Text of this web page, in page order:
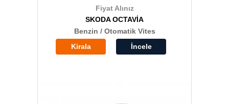
Fiyat Alınız
SKODA OCTAVİA
Benzin / Otomatik Vites
Kirala
İncele